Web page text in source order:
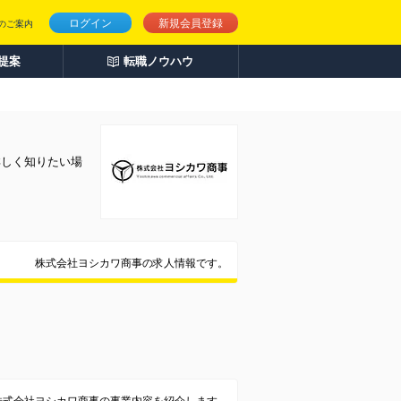
ログイン 新規会員登録
ご案内
案 転職ノウハウ
く知りたい場
株式会社ヨシカワ商事の求人情報です。